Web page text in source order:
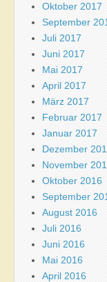
Oktober 2017
September
Juli 2017
Juni 2017
Mai 2017
April 2017
März 2017
Februar 2017
Januar 2017
Dezember
November
Oktober 2016
September
August 2016
Juli 2016
Juni 2016
Mai 2016
April 2016